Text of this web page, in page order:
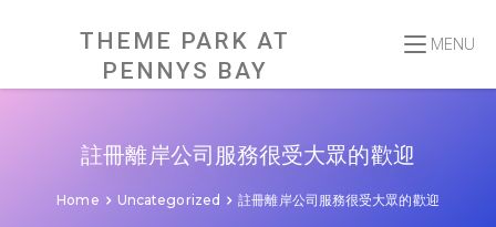
THEME PARK AT
PENNYS BAY
MENU
註冊離岸公司服務很受大眾的歡迎
Home Uncategorized 註冊離岸公司服務很受大眾的歡迎